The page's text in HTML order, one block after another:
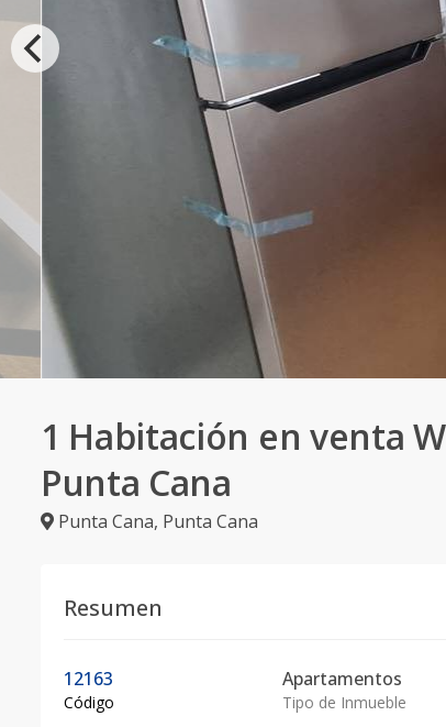
1 Habitación en venta
Punta Cana
Punta Cana, Punta Cana
Resumen
12163
Código
Apartamentos
Tipo de Inmueble